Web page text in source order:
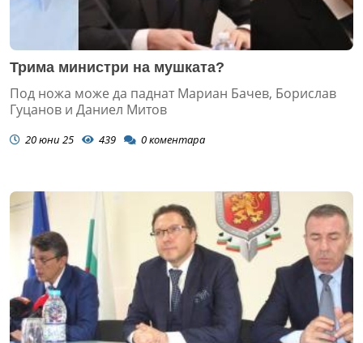
Трима министри на мушката?
Под ножа може да паднат Мариан Бачев, Борислав
Гуцанов и Даниел Митов
20 юни 25 439 0коментара